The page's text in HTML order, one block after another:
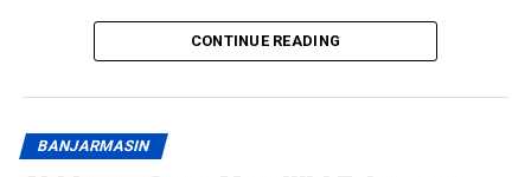
Penulis : Ady Wiryawan
Editor : Ahmad
Views: 18
“Saat ini, SMK Maestro Islamic School Banjarmasin
memiliki sekitar 457 siswa dan siswi. Dari jumlah tersebut,
dan berasal dari keluarga prasejahtera yang menghadapi
keterbatasan finansial, khususnya dalam memenuhi
kewajiban biaya pendidikan berupa Sumbangan Pembinaan
CONTINUE READING
BANJARMASIN